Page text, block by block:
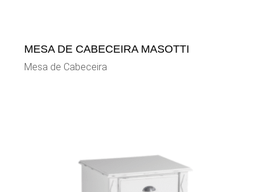
MESA DE CABECEIRA MASOTTI
Mesa de Cabeceira